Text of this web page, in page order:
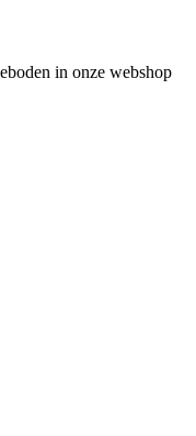
in onze webshop